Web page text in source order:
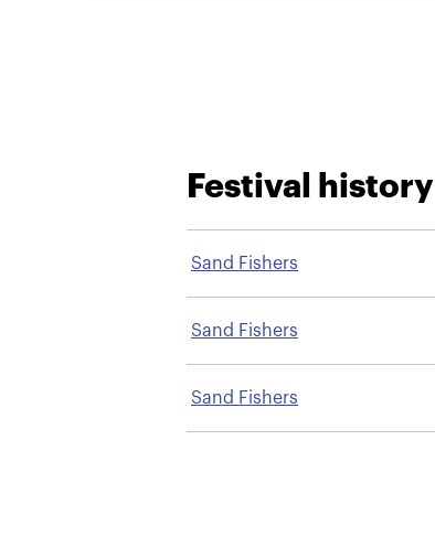
Festival history
Sand Fishers
Sand Fishers
Sand Fishers